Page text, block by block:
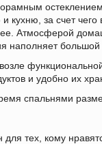
кухню, за счет
Атмосферой
наполняет большой
и удобно их
спальнями
для тех, кому